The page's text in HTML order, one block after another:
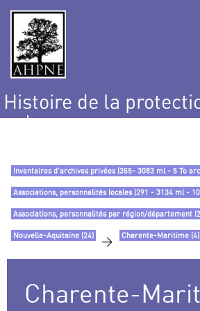
Histoire de la
nature
Inventaires d’archives privées (355- 3083 ml - 5 To
Associations, personnalités locales (291 - 3134 ml -
Associations, personnalités par région/département
Nouvelle-Aquitaine (24) > Charente-Maritime (4)
Charente-